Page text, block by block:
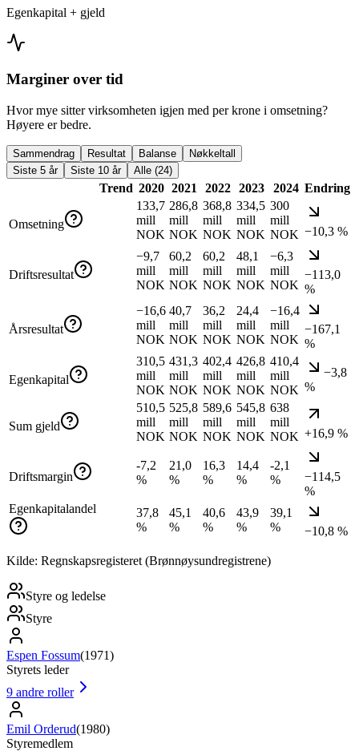
Egenkapital + gjeld
Marginer over tid
Hvor mye sitter virksomheten igjen med per krone i omsetning?
Høyere er bedre.
Sammendrag Resultat Balanse
Nøkkeltall
Siste 5 år
Siste 10 år Alle (24)
Trend 2020 2021 2022 2023 2024 Endring
Omsetning
133,7
mill
NOK
286,8
mill
NOK
368,8
mill
NOK
334,5
mill
NOK
300
mill
NOK −10,3 %
Driftsresultat
−9,7
mill
NOK
60,2
mill
NOK
60,2
mill
NOK
48,1
mill
NOK
−6,3
mill
NOK
−113,0
%
Årsresultat
−16,6
mill
NOK
40,7
mill
NOK
36,2
mill
NOK
24,4
mill
NOK
−16,4
mill
NOK
−167,1
%
Egenkapital
310,5
mill
NOK
431,3
mill
NOK
402,4
mill
NOK
426,8
mill
NOK
410,4
mill
NOK
−3,8
%
Sum gjeld
510,5
mill
NOK
525,8
mill
NOK
589,6
mill
NOK
545,8
mill
NOK
638
mill
NOK +16,9 %
Driftsmargin
-7,2
%
21,0
%
16,3
%
14,4
%
-2,1
%
−114,5
%
Egenkapitalandel
37,8
%
45,1
%
40,6
%
43,9
%
39,1
%
−10,8 %
Kilde: Regnskapsregisteret (Brønnøysundregistrene)
Styre og ledelse
Styre
Espen Fossum(1971)
Styrets leder
9 andre roller
Emil Orderud(1980)
Styremedlem